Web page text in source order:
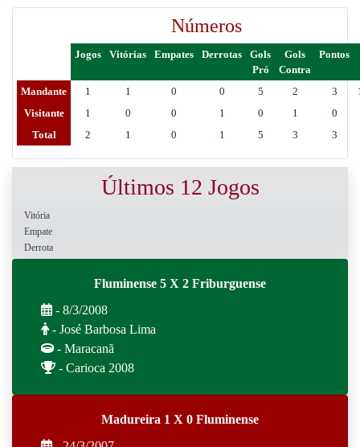
Números
Jogos Vitórias Empates Derrotas
Gols
Pró
Gols
Contra
Pontos
Mandante 1 1 0 0 5 2 3
Visitante
1 0 0 1 0 1
0
Total
2 1 0 1 5 3 3
Últimos 12 Jogos
Vitória
Empate
Derrota
Fluminense 5 X 2 Friburguense
- 8/3/2008
- José Barbosa Lima
- Maracanã
- Carioca 2008
Madureira 1 X 0 Fluminense